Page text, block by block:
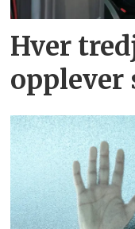
Hver
opplever